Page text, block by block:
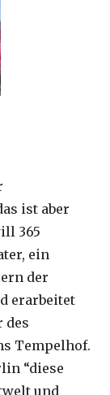
ist aber
365
ein
der
erarbeitet
des
Tempelhof.
“diese
und